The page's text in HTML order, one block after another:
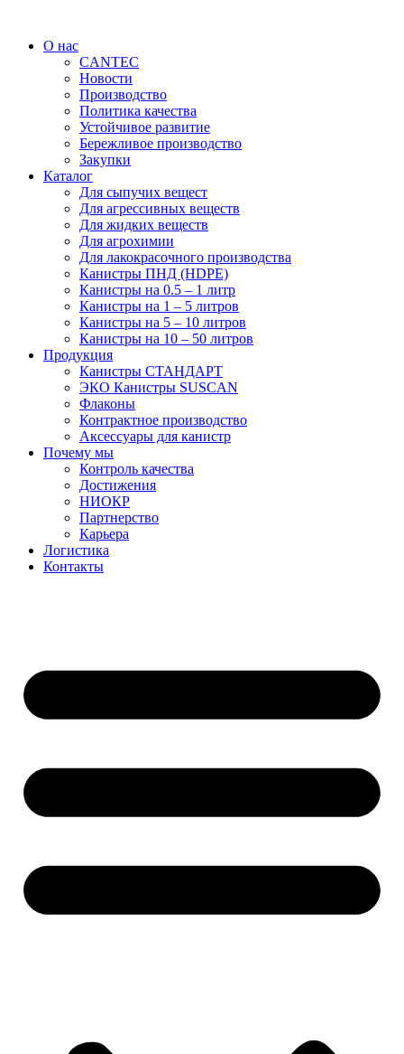
содержимому
О нас
CANTEC
Новости
Производство
Политика качества
Устойчивое развитие
Бережливое производство
Закупки
Каталог
Для сыпучих вещест
Для агрессивных веществ
Для жидких веществ
Для агрохимии
Для лакокрасочного производства
Канистры ПНД (HDPE)
Канистры на 0.5 – 1 литр
Канистры на 1 – 5 литров
Канистры на 5 – 10 литров
Канистры на 10 – 50 литров
Продукция
Канистры СТАНДАРТ
ЭКО Канистры SUSCAN
Флаконы
Контрактное производство
Аксессуары для канистр
Почему мы
Контроль качества
Достижения
НИОКР
Партнерство
Карьера
Логистика
Контакты